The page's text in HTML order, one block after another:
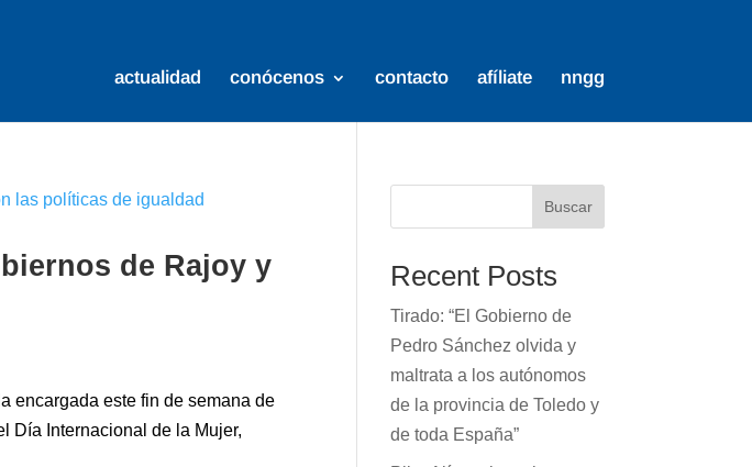
actualidad conócenos contacto afíliate nngg
de Rajoy y
encargada este fin de semana de
Día Internacional de la Mujer,
Buscar
Recent Posts
Tirado: “El Gobierno de
Pedro Sánchez olvida y
maltrata a los autónomos
de la provincia de Toledo y
de toda España”